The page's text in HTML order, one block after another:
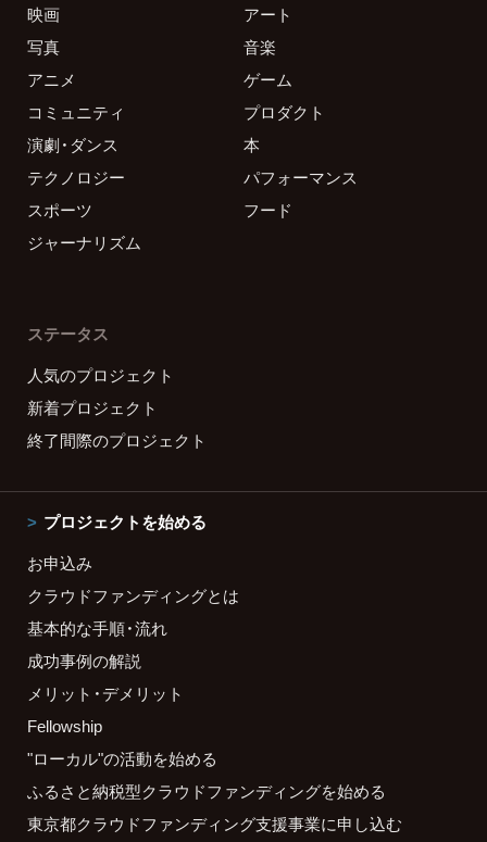
映画
アート
写真
音楽
アニメ
ゲーム
コミュニティ
プロダクト
演劇・ダンス
本
テクノロジー
パフォーマンス
スポーツ
フード
ジャーナリズム
ステータス
人気のプロジェクト
新着プロジェクト
終了間際のプロジェクト
プロジェクトを始める
お申込み
クラウドファンディングとは
基本的な手順・流れ
成功事例の解説
メリット・デメリット
Fellowship
"ローカル"の活動を始める
ふるさと納税型クラウドファンディングを始める
東京都クラウドファンディング支援事業に申し込む